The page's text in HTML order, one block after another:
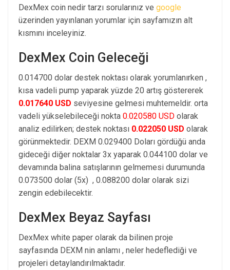
DexMex coin nedir tarzı sorularınız ve google
üzerinden yayınlanan yorumlar için sayfamızın alt
kısmını inceleyiniz.
DexMex Coin Geleceği
0.014700 dolar destek noktası olarak yorumlanırken ,
kısa vadeli pump yaparak yüzde 20 artış göstererek
0.017640 USD seviyesine gelmesi muhtemeldir. orta
vadeli yükselebileceği nokta 0.020580 USD olarak
analiz edilirken; destek noktası 0.022050 USD olarak
görünmektedir. DEXM 0.029400 Doları gördüğü anda
gideceği diğer noktalar 3x yaparak 0.044100 dolar ve
devamında balina satışlarının gelmemesi durumunda
0.073500 dolar (5x) , 0.088200 dolar olarak sizi
zengin edebilecektir.
DexMex Beyaz Sayfası
DexMex white paper olarak da bilinen proje
sayfasında DEXM nin anlamı , neler hedeflediği ve
projeleri detaylandırılmaktadır.